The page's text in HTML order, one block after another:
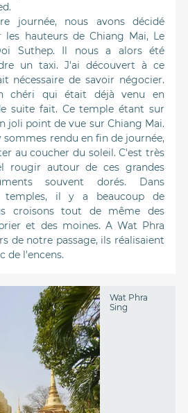
journée, nous avons décidé
les hauteurs de Chiang Mai, Le
Suthep. Il nous a alors été
un taxi. J'ai découvert à ce
nécessaire de savoir négocier.
chéri qui était déjà venu en
suite fait. Ce temple étant sur
joli point de vue sur Chiang Mai.
rendu en fin de journée,
au coucher du soleil. C'est très
rougir autour de ces grandes
souvent dorés. Dans
temples, il y a beaucoup de
croisons tout de même des
et des moines. A Wat Phra
de notre passage, ils réalisaient
de l'encens.
Wat Phra
Sing